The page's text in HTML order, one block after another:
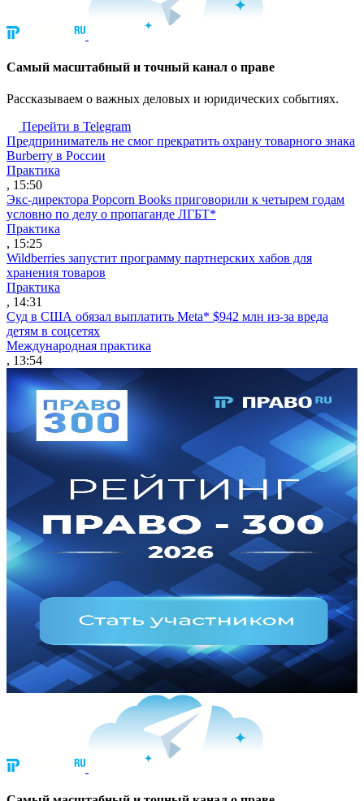
Cамый масштабный и точный канал о праве
Рассказываем о важных деловых и юридических событиях.
Перейти в Telegram
Предприниматель не смог прекратить охрану товарного знака
Burberry в России
Практика
, 15:50
Экс-директора Popcorn Books приговорили к четырем годам
условно по делу о пропаганде ЛГБТ*
Практика
, 15:25
Wildberries запустит программу партнерских хабов для
хранения товаров
Практика
, 14:31
Суд в США обязал выплатить Meta* $942 млн из-за вреда
детям в соцсетях
Международная практика
, 13:54